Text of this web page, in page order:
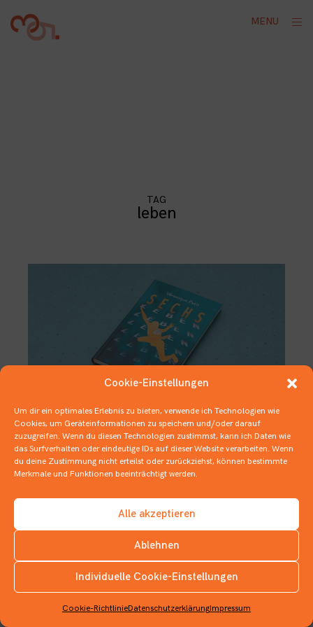
Cookie-Einstellungen
Um dir ein optimales Erlebnis zu bieten, verwende ich Technologien wie
Cookies, um Geräteinformationen zu speichern und/oder darauf
zuzugreifen. Wenn du diesen Technologien zustimmst, kann ich Daten wie
das Surfverhalten oder eindeutige IDs auf dieser Website verarbeiten. Wenn
du deine Zustimmung nicht erteilst oder zurückziehst, können bestimmte
Merkmale und Funktionen beeinträchtigt werden.
Alle akzeptieren
Ablehnen
Individuelle Cookie-Einstellungen
Cookie-RichtlinieDatenschutzerklärungImpressum
content
MENU
INSTAGRAM
TAG
leben
Multileben auf Sinnsuche
20. FEBRUAR 2022
1 BUCH IN 3 ZITATEN ,1 BUCH IN …,JUGENDBÜCHER